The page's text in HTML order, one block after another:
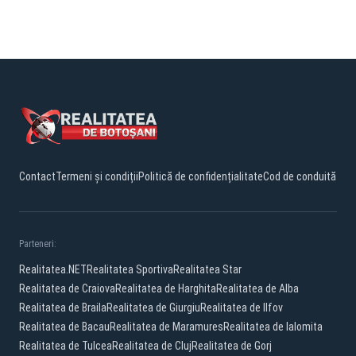
ContactTermeni și condițiiPolitică de confidențialitateCod de conduită
Parteneri:
Realitatea.NETRealitatea SportivaRealitatea Star
Realitatea de CraiovaRealitatea de HarghitaRealitatea de Alba
Realitatea de BrailaRealitatea de GiurgiuRealitatea de Ilfov
Realitatea de BacauRealitatea de MaramuresRealitatea de Ialomita
Realitatea de TulceaRealitatea de ClujRealitatea de Gorj